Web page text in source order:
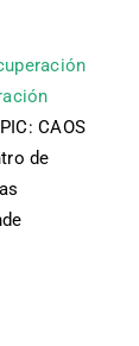
CAOS
de